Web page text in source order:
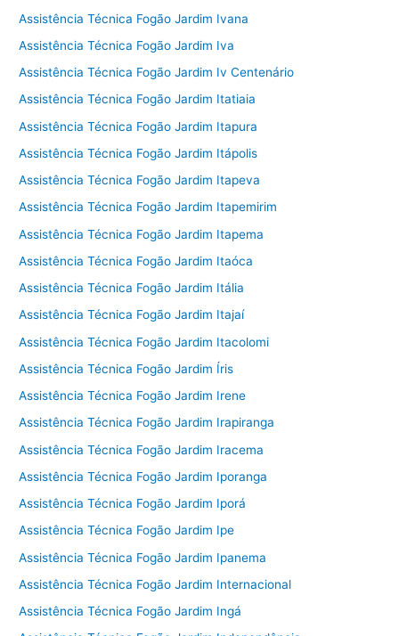
Assistência Técnica Fogão Jardim Ivana
Assistência Técnica Fogão Jardim Iva
Assistência Técnica Fogão Jardim Iv Centenário
Assistência Técnica Fogão Jardim Itatiaia
Assistência Técnica Fogão Jardim Itapura
Assistência Técnica Fogão Jardim Itápolis
Assistência Técnica Fogão Jardim Itapeva
Assistência Técnica Fogão Jardim Itapemirim
Assistência Técnica Fogão Jardim Itapema
Assistência Técnica Fogão Jardim Itaóca
Assistência Técnica Fogão Jardim Itália
Assistência Técnica Fogão Jardim Itajaí
Assistência Técnica Fogão Jardim Itacolomi
Assistência Técnica Fogão Jardim Íris
Assistência Técnica Fogão Jardim Irene
Assistência Técnica Fogão Jardim Irapiranga
Assistência Técnica Fogão Jardim Iracema
Assistência Técnica Fogão Jardim Iporanga
Assistência Técnica Fogão Jardim Iporá
Assistência Técnica Fogão Jardim Ipe
Assistência Técnica Fogão Jardim Ipanema
Assistência Técnica Fogão Jardim Internacional
Assistência Técnica Fogão Jardim Ingá